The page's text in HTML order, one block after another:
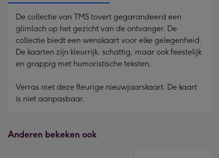
Dimensions:
241
x
333
mm
De collectie van TMS tovert gegarandeerd een
glimlach op het gezicht van de ontvanger. De
collectie biedt een wenskaart voor elke gelegenheid.
De kaarten zijn kleurrijk, schattig, maar ook feestelijk
en grappig met humoristische teksten.
Verras met deze fleurige nieuwjaarskaart. De kaart
is niet aanpasbaar.
Anderen bekeken ook